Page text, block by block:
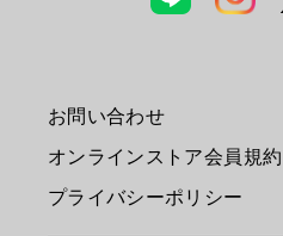
お問い合わせ
オンラインストア会員規約
プライバシーポリシー